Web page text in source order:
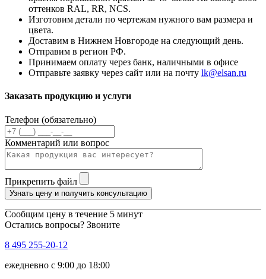
оттенков RAL, RR, NCS.
Изготовим детали по чертежам нужного вам размера и
цвета.
Доставим в Нижнем Новгороде на следующий день.
Отправим в регион РФ.
Принимаем оплату через банк, наличными в офисе
Отправьте заявку через сайт или на почту lk@elsan.ru
Заказать продукцию и услуги
Телефон (обязательно)
Комментарий или вопрос
Прикрепить файл
Узнать цену и получить консультацию
Сообщим цену в течение 5 минут
Остались вопросы? Звоните
8 495 255-20-12
ежедневно с 9:00 до 18:00